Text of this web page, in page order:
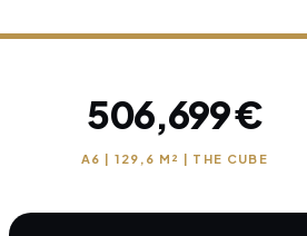
506,699 €
A6 | 129,6 M² | THE CUBE